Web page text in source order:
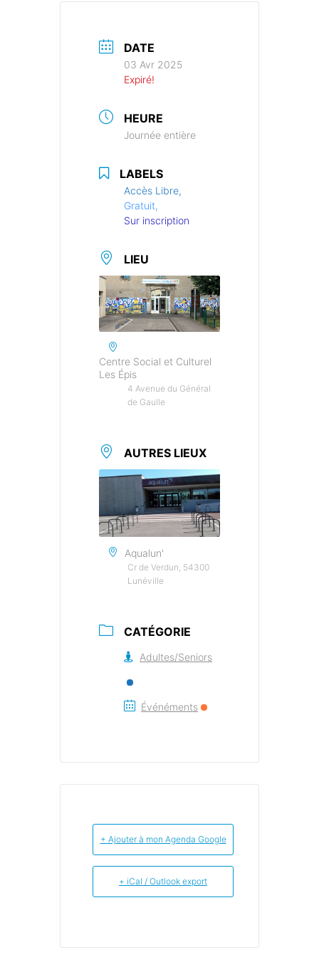
DATE
03 Avr 2025
Expiré!
HEURE
Journée entière
LABELS
Accès Libre,
Gratuit,
Sur inscription
LIEU
Centre Social et Culturel
Les Épis
4 Avenue du Général
de Gaulle
AUTRES LIEUX
Aqualun'
Cr de Verdun, 54300
Lunéville
CATÉGORIE
Adultes/Seniors
Événéments
+ Ajouter à mon Agenda Google
+ iCal / Outlook export